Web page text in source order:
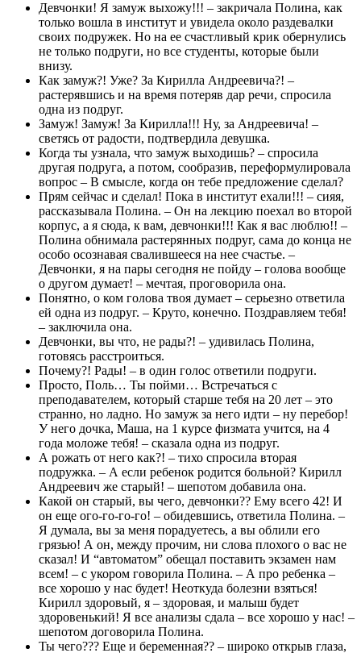
Девчонки! Я замуж выхожу!!! – закричала Полина, как
только вошла в институт и увидела около раздевалки
своих подружек. Но на ее счастливый крик обернулись
не только подруги, но все студенты, которые были
внизу.
Как замуж?! Уже? За Кирилла Андреевича?! –
растерявшись и на время потеряв дар речи, спросила
одна из подруг.
Замуж! Замуж! За Кирилла!!! Ну, за Андреевича! –
светясь от радости, подтвердила девушка.
Когда ты узнала, что замуж выходишь? – спросила
другая подруга, а потом, сообразив, переформулировала
вопрос – В смысле, когда он тебе предложение сделал?
Прям сейчас и сделал! Пока в институт ехали!!! – сияя,
рассказывала Полина. – Он на лекцию поехал во второй
корпус, а я сюда, к вам, девчонки!!! Как я вас люблю!! –
Полина обнимала растерянных подруг, сама до конца не
особо осознавая свалившееся на нее счастье. –
Девчонки, я на пары сегодня не пойду – голова вообще
о другом думает! – мечтая, проговорила она.
Понятно, о ком голова твоя думает – серьезно ответила
ей одна из подруг. – Круто, конечно. Поздравляем тебя!
– заключила она.
Девчонки, вы что, не рады?! – удивилась Полина,
готовясь расстроиться.
Почему?! Рады! – в один голос ответили подруги.
Просто, Поль… Ты пойми… Встречаться с
преподавателем, который старше тебя на 20 лет – это
странно, но ладно. Но замуж за него идти – ну перебор!
У него дочка, Маша, на 1 курсе физмата учится, на 4
года моложе тебя! – сказала одна из подруг.
А рожать от него как?! – тихо спросила вторая
подружка. – А если ребенок родится больной? Кирилл
Андреевич же старый! – шепотом добавила она.
Какой он старый, вы чего, девчонки?? Ему всего 42! И
он еще ого-го-го-го! – обидевшись, ответила Полина. –
Я думала, вы за меня порадуетесь, а вы облили его
грязью! А он, между прочим, ни слова плохого о вас не
сказал! И “автоматом” обещал поставить экзамен нам
всем! – с укором говорила Полина. – А про ребенка –
все хорошо у нас будет! Неоткуда болезни взяться!
Кирилл здоровый, я – здоровая, и малыш будет
здоровенький! Я все анализы сдала – все хорошо у нас! –
шепотом договорила Полина.
Ты чего??? Еще и беременная?? – широко открыв глаза,